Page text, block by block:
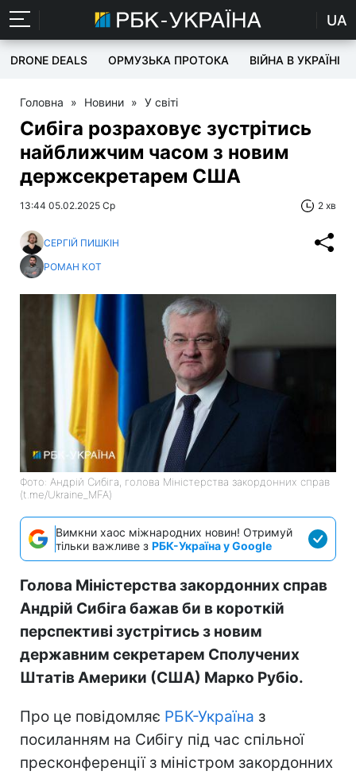
UA
DRONE DEALS ОРМУЗЬКА ПРОТОКА ВІЙНА В УКРАЇНІ
Головна » Новини » У світі
Сибіга розраховує зустрітись
найближчим часом з новим
держсекретарем США
13:44 05.02.2025 Ср 2 хв
СЕРГІЙ ПИШКІН
РОМАН КОТ
Фото: Андрій Сибіга, голова Міністерства закордонних справ
(t.me/Ukraine_MFA)
Вимкни хаос міжнародних новин! Отримуй
тільки важливе з РБК-Україна у Google
Голова Міністерства закордонних справ
Андрій Сибіга бажав би в короткій
перспективі зустрітись з новим
державним секретарем Сполучених
Штатів Америки (США) Марко Рубіо.
Про це повідомляє РБК-Україна з
посиланням на Сибігу під час спільної
пресконференції з міністром закордонних